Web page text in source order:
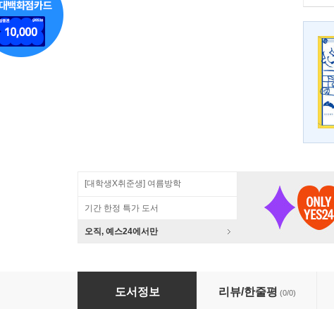
[대학생X취준생] 여름방학
기간 한정 특가 도서
오직, 예스24에서만
고대신화와 신비주의의 세계
도서정보 리뷰/한줄평 (0/0)